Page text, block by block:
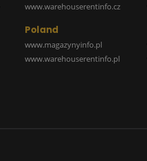
www.warehouserentinfo.cz
Poland
www.magazynyinfo.pl
www.warehouserentinfo.pl